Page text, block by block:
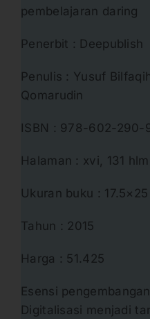
pembelajaran daring
Penerbit : Deepublish
Penulis : Yusuf
Qomarudin
ISBN : 978-602-290-
Halaman : xvi, 131 hlm
Ukuran buku :
Tahun : 2015
Harga : 51.425
Esensi
Digitalisasi menjadi